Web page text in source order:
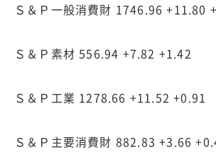
Ｓ＆Ｐ一般消費財 1746.96 +11.80
Ｓ＆Ｐ素材 556.94 +7.82 +1.42
Ｓ＆Ｐ工業 1278.66 +11.52 +0.91
Ｓ＆Ｐ主要消費財 882.83 +3.66